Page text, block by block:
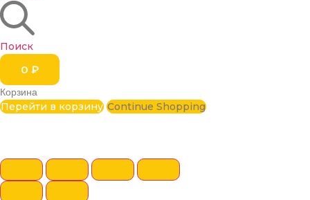
Поиск
0 ₽
Корзина
Перейти в корзину Continue Shopping